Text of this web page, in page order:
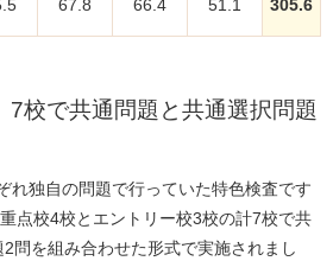
67.8 66.4 51.1 305.6
7校で共通問題と共通選択問題
れ独自の問題で行っていた特色検査です
点校4校とエントリー校3校の計7校で共
問を組み合わせた形式で実施されまし